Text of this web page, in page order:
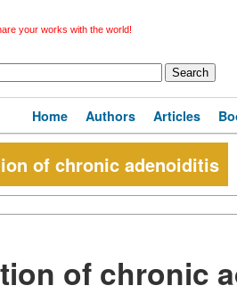
your works with the world!
Home Authors Articles
of chronic adenoiditis
of chronic